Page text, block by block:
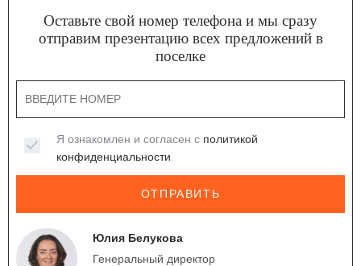
Оставьте свой номер телефона и мы сразу
отправим презентацию всех предложений в
поселке
Я ознакомлен и согласен с политикой
конфиденциальности
ОТПРАВИТЬ
Юлия Белукова
Генеральный директор